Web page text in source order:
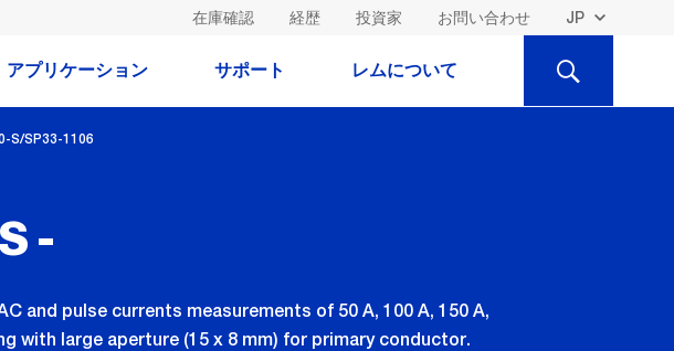
在庫確認 経歴 投資家 お問い合わせ
アプリケーション サポート レムについて
検
S/SP33-1106
and pulse currents measurements of 50 A, 100 A, 150 A,
with large aperture (15 x 8 mm) for primary conductor.